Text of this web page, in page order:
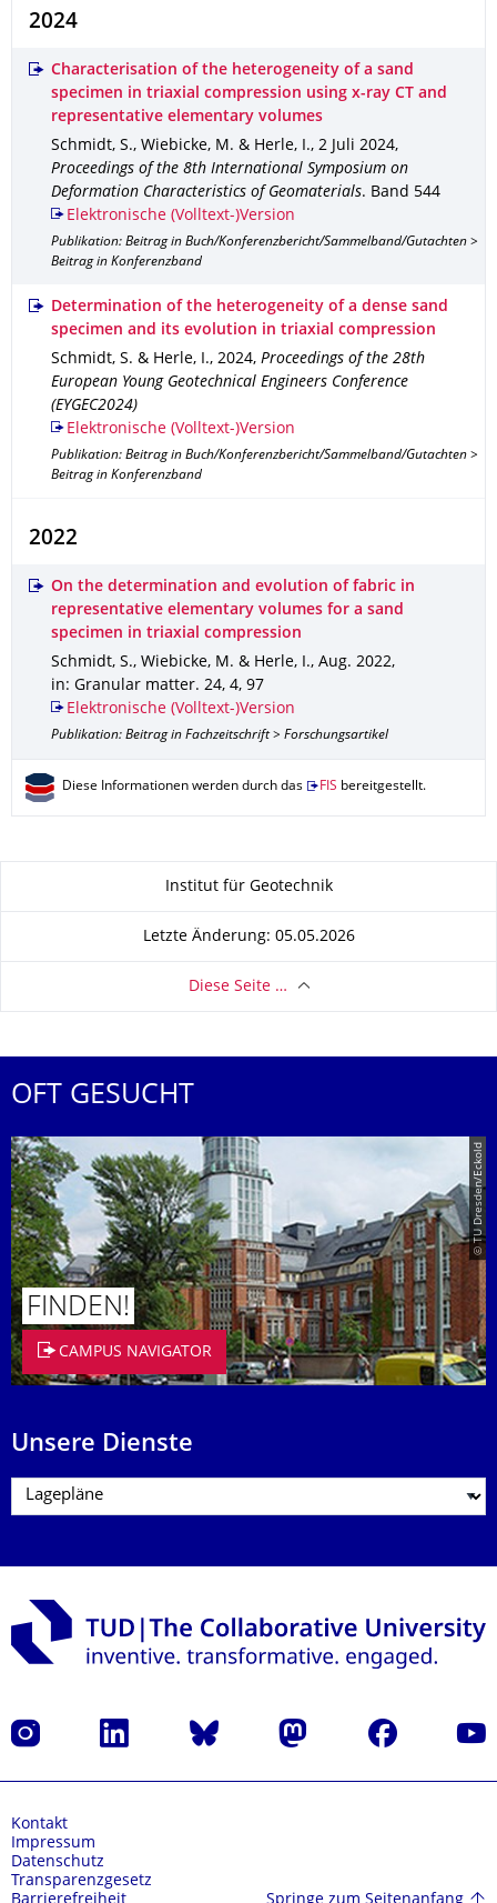
2024
Characterisation of the heterogeneity of a sand
specimen in triaxial compression using x-ray CT and
representative elementary volumes
Schmidt, S., Wiebicke, M. & Herle, I., 2 Juli 2024,
Proceedings of the 8th International Symposium on
Deformation Characteristics of Geomaterials. Band 544
Elektronische (Volltext-)Version
Publikation: Beitrag in Buch/Konferenzbericht/Sammelband/Gutachten >
Beitrag in Konferenzband
Determination of the heterogeneity of a dense sand
specimen and its evolution in triaxial compression
Schmidt, S. & Herle, I., 2024, Proceedings of the 28th
European Young Geotechnical Engineers Conference
(EYGEC2024)
Elektronische (Volltext-)Version
Publikation: Beitrag in Buch/Konferenzbericht/Sammelband/Gutachten >
Beitrag in Konferenzband
2022
On the determination and evolution of fabric in
representative elementary volumes for a sand
specimen in triaxial compression
Schmidt, S., Wiebicke, M. & Herle, I., Aug. 2022,
in: Granular matter. 24, 4, 97
Elektronische (Volltext-)Version
Publikation: Beitrag in Fachzeitschrift > Forschungsartikel
Diese Informationen werden durch das FIS bereitgestellt.
Zu dieser SeiteInstitut für Geotechnik
Letzte Änderung: 05.05.2026
Diese Seite …
OFT GESUCHT
© TU Dresden/Eckold
FINDEN!
CAMPUS NAVIGATOR
Unsere Dienste
Instagram LinkedIn Bluesky Mastodon Facebook
Kontakt
Impressum
Datenschutz
Transparenzgesetz
Springe zum Seitenanfang